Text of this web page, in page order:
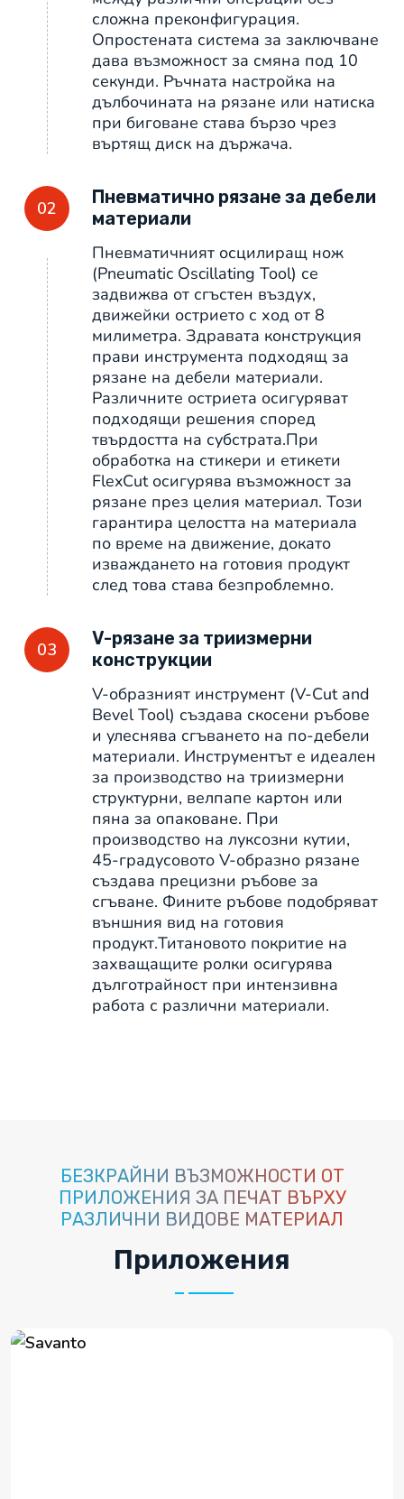
сложна преконфигурация.
Опростената система за заключване
дава възможност за смяна под 10
секунди. Ръчната настройка на
дълбочината на рязане или натиска
при биговане става бързо чрез
въртящ диск на държача.
02
Пневматично рязане за дебели
материали
Пневматичният осцилиращ нож
(Pneumatic Oscillating Tool) се
задвижва от сгъстен въздух,
движейки острието с ход от 8
милиметра. Здравата конструкция
прави инструмента подходящ за
рязане на дебели материали.
Различните остриета осигуряват
подходящи решения според
твърдостта на субстрата.При
обработка на стикери и етикети
FlexCut осигурява възможност за
рязане през целия материал. Този
гарантира целостта на материала
по време на движение, докато
изваждането на готовия продукт
след това става безпроблемно.
03
V-рязане за триизмерни
конструкции
V-образният инструмент (V-Cut and
Bevel Tool) създава скосени ръбове
и улеснява сгъването на по-дебели
материали. Инструментът е идеален
за производство на триизмерни
структурни, велпапе картон или
пяна за опаковане. При
производство на луксозни кутии,
45-градусовото V-образно рязане
създава прецизни ръбове за
сгъване. Фините ръбове подобряват
външния вид на готовия
продукт.Титановото покритие на
захващащите ролки осигурява
дълготрайност при интензивна
работа с различни материали.
БЕЗКРАЙНИ ВЪЗМОЖНОСТИ ОТ
ПРИЛОЖЕНИЯ ЗА ПЕЧАТ ВЪРХУ
РАЗЛИЧНИ ВИДОВЕ МАТЕРИАЛ
Приложения